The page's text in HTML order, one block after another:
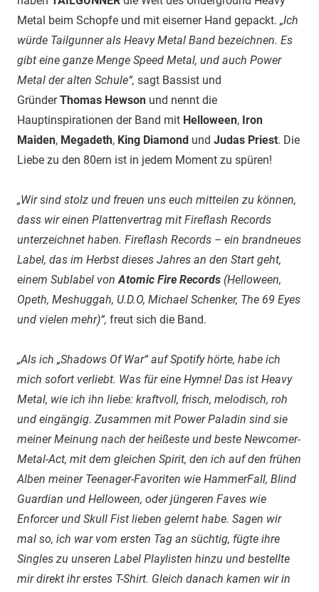
Metal beim Schopfe und mit eiserner Hand gepackt. „Ich
würde Tailgunner als Heavy Metal Band bezeichnen. Es
gibt eine ganze Menge Speed Metal, und auch Power
Metal der alten Schule“, sagt Bassist und
GründerThomas Hewson und nennt die
Hauptinspirationen der Band mit Helloween, Iron
Maiden, Megadeth, King Diamond und Judas Priest. Die
Liebe zu den 80ern ist in jedem Moment zu spüren!
„Wir sind stolz und freuen uns euch mitteilen zu können,
dass wir einen Plattenvertrag mit Fireflash Records
unterzeichnet haben. Fireflash Records – ein brandneues
Label, das im Herbst dieses Jahres an den Start geht,
einem Sublabel vonAtomic Fire Records (Helloween,
Opeth, Meshuggah, U.D.O, Michael Schenker, The 69 Eyes
und vielen mehr)“, freut sich die Band.
„Als ich „Shadows Of War“ auf Spotify hörte, habe ich
mich sofort verliebt. Was für eine Hymne! Das ist Heavy
Metal, wie ich ihn liebe: kraftvoll, frisch, melodisch, roh
und eingängig. Zusammen mit Power Paladin sind sie
meiner Meinung nach der heißeste und beste Newcomer-
Metal-Act, mit dem gleichen Spirit, den ich auf den frühen
Alben meiner Teenager-Favoriten wie HammerFall, Blind
Guardian und Helloween, oder jüngeren Faves wie
Enforcer und Skull Fist lieben gelernt habe. Sagen wir
mal so, ich war vom ersten Tag an süchtig, fügte ihre
Singles zu unseren Label Playlisten hinzu und bestellte
mir direkt ihr erstes T-Shirt. Gleich danach kamen wir in